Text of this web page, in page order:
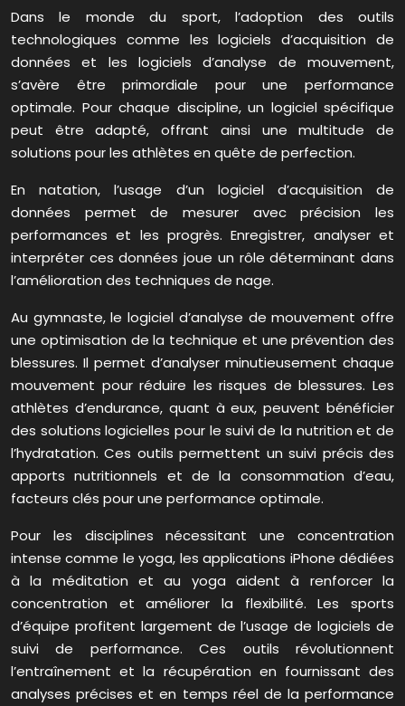
Dans le monde du sport, l’adoption des outils
technologiques comme les logiciels d’acquisition de
données et les logiciels d’analyse de mouvement,
s’avère être primordiale pour une performance
optimale. Pour chaque discipline, un logiciel spécifique
peut être adapté, offrant ainsi une multitude de
solutions pour les athlètes en quête de perfection.
En natation, l’usage d’un logiciel d’acquisition de
données permet de mesurer avec précision les
performances et les progrès. Enregistrer, analyser et
interpréter ces données joue un rôle déterminant dans
l’amélioration des techniques de nage.
Au gymnaste, le logiciel d’analyse de mouvement offre
une optimisation de la technique et une prévention des
blessures. Il permet d’analyser minutieusement chaque
mouvement pour réduire les risques de blessures. Les
athlètes d’endurance, quant à eux, peuvent bénéficier
des solutions logicielles pour le suivi de la nutrition et de
l’hydratation. Ces outils permettent un suivi précis des
apports nutritionnels et de la consommation d’eau,
facteurs clés pour une performance optimale.
Pour les disciplines nécessitant une concentration
intense comme le yoga, les applications iPhone dédiées
à la méditation et au yoga aident à renforcer la
concentration et améliorer la flexibilité. Les sports
d’équipe profitent largement de l’usage de logiciels de
suivi de performance. Ces outils révolutionnent
l’entraînement et la récupération en fournissant des
analyses précises et en temps réel de la performance